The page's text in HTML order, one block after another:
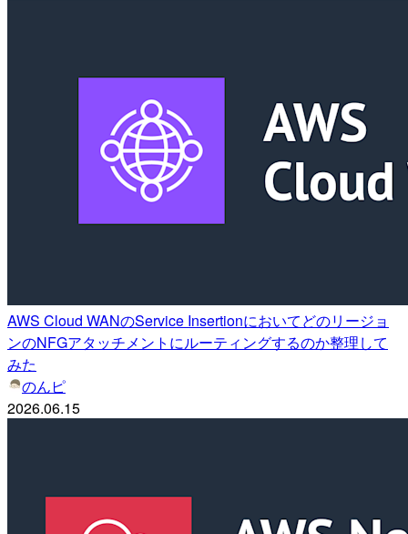
AWS Cloud WANのService Insertionにおいてどのリージョ
ンのNFGアタッチメントにルーティングするのか整理して
みた
のんピ
2026.06.15